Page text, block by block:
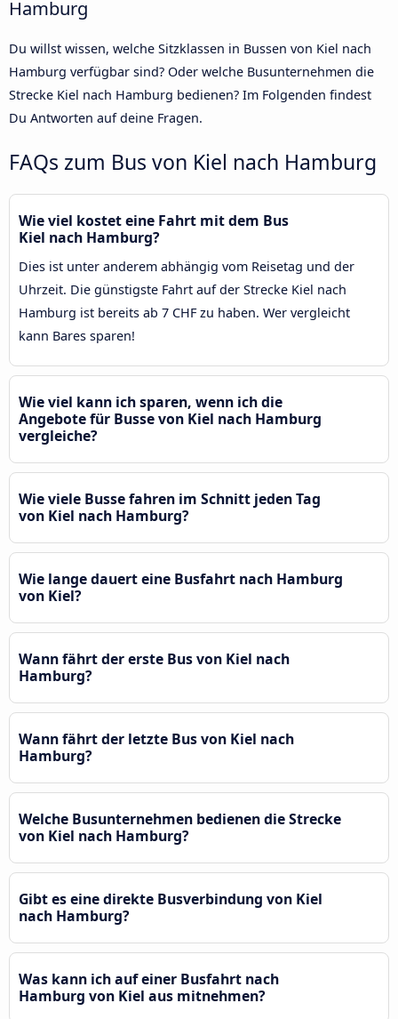
Hamburg
Du willst wissen, welche Sitzklassen in Bussen von Kiel nach
Hamburg verfügbar sind? Oder welche Busunternehmen die
Strecke Kiel nach Hamburg bedienen? Im Folgenden findest
Du Antworten auf deine Fragen.
FAQs zum Bus von Kiel nach Hamburg
Wie viel kostet eine Fahrt mit dem Bus
Kiel nach Hamburg?
Dies ist unter anderem abhängig vom Reisetag und der
Uhrzeit. Die günstigste Fahrt auf der Strecke Kiel nach
Hamburg ist bereits ab 7 CHF zu haben. Wer vergleicht
kann Bares sparen!
Wie viel kann ich sparen, wenn ich die
Angebote für Busse von Kiel nach Hamburg
vergleiche?
Wie viele Busse fahren im Schnitt jeden Tag
von Kiel nach Hamburg?
Wie lange dauert eine Busfahrt nach Hamburg
von Kiel?
Wann fährt der erste Bus von Kiel nach
Hamburg?
Wann fährt der letzte Bus von Kiel nach
Hamburg?
Welche Busunternehmen bedienen die Strecke
von Kiel nach Hamburg?
Gibt es eine direkte Busverbindung von Kiel
nach Hamburg?
Was kann ich auf einer Busfahrt nach
Hamburg von Kiel aus mitnehmen?